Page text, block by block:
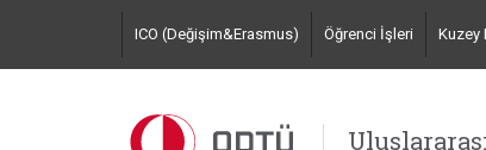
main
ICO (Değişim&Erasmus) Öğrenci İşleri Kuzey